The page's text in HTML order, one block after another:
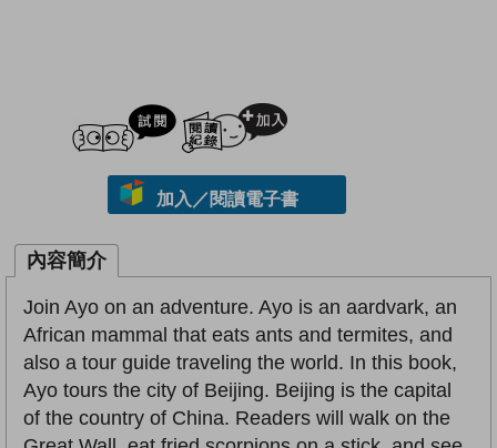
試閲
加入／閱讀電子書
內容簡介
Join Ayo on an adventure. Ayo is an aardvark, an
African mammal that eats ants and termites, and
also a tour guide traveling the world. In this book,
Ayo tours the city of Beijing. Beijing is the capital
of the country of China. Readers will walk on the